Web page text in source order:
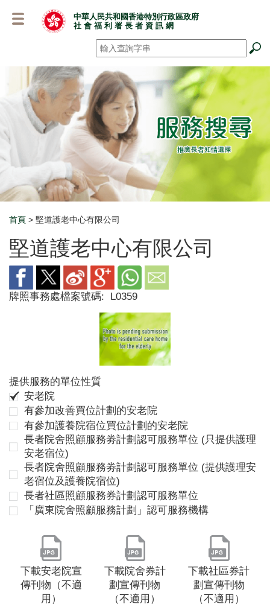
中華人民共和國香港特別行政區政府
社 會 福 利 署 長 者 資 訊 網
搜尋 *
Breadcrumb
首頁 > 堅道護老中心有限公司
堅道護老中心有限公司
牌照事務處檔案號碼: L0359
提供服務的單位性質
安老院
有參加改善買位計劃的安老院
有參加護養院宿位買位計劃的安老院
長者院舍照顧服務劵計劃認可服務單位 (只提供護理
安老宿位)
長者院舍照顧服務劵計劃認可服務單位 (提供護理安
老宿位及護養院宿位)
長者社區照顧服務券計劃認可服務單位
「廣東院舍照顧服務計劃」認可服務機構
下載安老院宣
傳刊物（不適
用）
下載院舍券計
劃宣傳刊物
（不適用）
下載社區券計
劃宣傳刊物
（不適用）